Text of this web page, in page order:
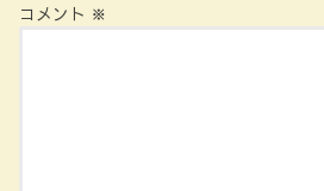
コメント ※